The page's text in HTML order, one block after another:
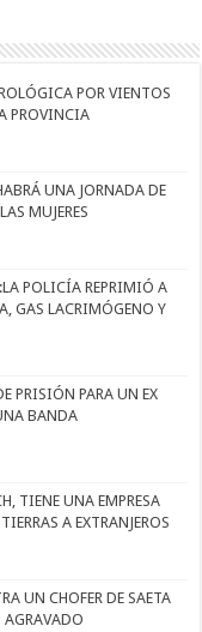
POR VIENTOS
PROVINCIA
UNA JORNADA DE
MUJERES
POLICÍA REPRIMIÓ A
GAS LACRIMÓGENO Y
PRISIÓN PARA UN EX
BANDA
TIENE UNA EMPRESA
A EXTRANJEROS
UN CHOFER DE SAETA